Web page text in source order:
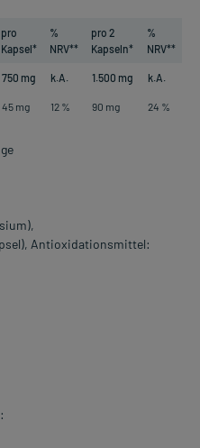
pro
Kapsel*
%
NRV**
pro 2
Kapseln*
%
NRV**
750 mg k.A. 1.500 mg k.A.
45 mg 12 % 90 mg 24 %
Antioxidationsmittel: